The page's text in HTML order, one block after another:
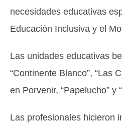
necesidades educativas
Educación Inclusiva y el
Las unidades educativas
“Continente Blanco”, “Las
en Porvenir, “Papelucho” y
Las profesionales hicieron